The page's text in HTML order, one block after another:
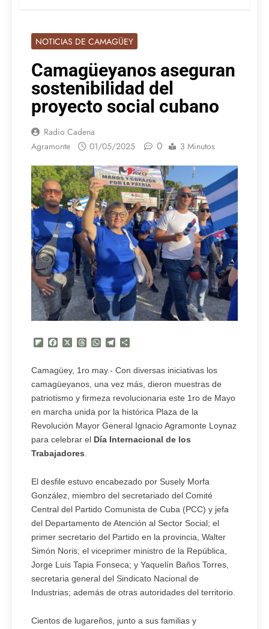
NOTICIAS DE CAMAGÜEY
Camagüeyanos aseguran
sostenibilidad del
proyecto social cubano
Radio Cadena
Agramonte
01/05/2025 0 3 Minutos
Flipboard
FacebookThreadsWhatsApp
Telegram
Camagüey, 1ro may.- Con diversas iniciativas los
camagüeyanos, una vez más, dieron muestras de
patriotismo y firmeza revolucionaria este 1ro de Mayo
en marcha unida por la histórica Plaza de la
Revolución Mayor General Ignacio Agramonte Loynaz
para celebrar el Día Internacional de los
Trabajadores.
El desfile estuvo encabezado por Susely Morfa
González, miembro del secretariado del Comité
Central del Partido Comunista de Cuba (PCC) y jefa
del Departamento de Atención al Sector Social; el
primer secretario del Partido en la provincia, Walter
Simón Noris; el viceprimer ministro de la República,
Jorge Luis Tapia Fonseca; y Yaquelín Baños Torres,
secretaria general del Sindicato Nacional de
Industrias; además de otras autoridades del territorio.
Cientos de lugareños, junto a sus familias y